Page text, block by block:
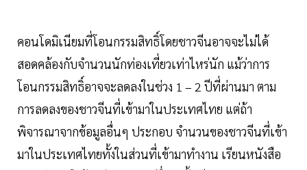
คอนโดมิเนียมที่โอนกรรมสิทธิ์โดยชาวจีนอาจจะไม่ได้
สอดคล้องกับจำนวนนักท่องเที่ยวเท่าไหร่นัก แม้ว่าการ
โอนกรรมสิทธิ์อาจจะลดลงในช่วง 1 – 2 ปีที่ผ่านมา ตาม
การลดลงของชาวจีนที่เข้ามาในประเทศไทย แต่ถ้า
พิจารณาจากข้อมูลอื่นๆ ประกอบ จำนวนของชาวจีนที่เข้า
มาในประเทศไทยทั้งในส่วนที่เข้ามาทำงาน เรียนหนังสือ